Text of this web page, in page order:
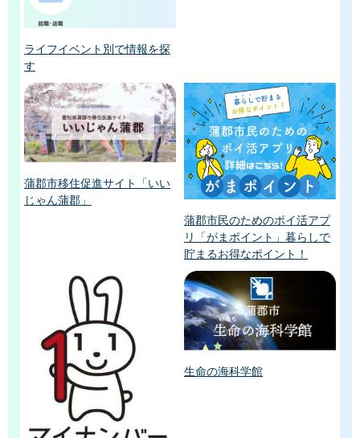
ライフイベント別で情報を探
す
蒲郡市移住促進サイト「いい
じゃん蒲郡」
蒲郡市民のためのポイ活アプ
リ「がまポイント」暮らしで
貯まるお得なポイント！
生命の海科学館